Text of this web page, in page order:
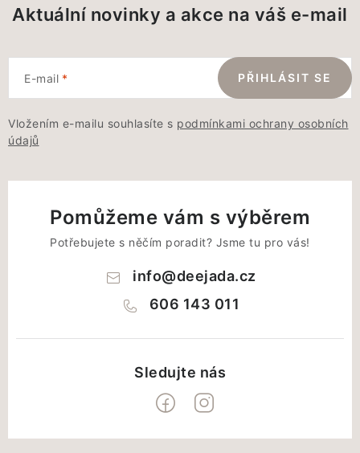
Aktuální novinky a akce na váš e-mail
E-mail
Vložením e-mailu souhlasíte s podmínkami ochrany osobních
údajů
PŘIHLÁSIT SE
Pomůžeme vám s výběrem
Potřebujete s něčím poradit? Jsme tu pro vás!
info@deejada.cz
606 143 011